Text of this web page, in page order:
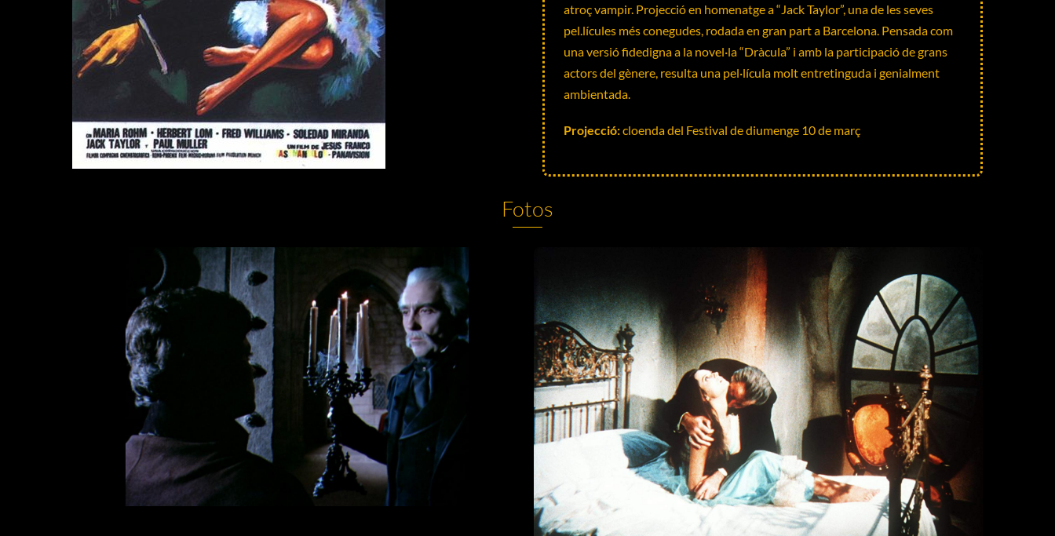
atroç vampir. Projecció en homenatge a “Jack Taylor”, una de les seves
pel.lícules més conegudes, rodada en gran part a Barcelona. Pensada com
una versió fidedigna a la novel·la “Dràcula” i amb la participació de grans
actors del gènere, resulta una pel·lícula molt entretinguda i genialment
ambientada.
Projecció:cloenda del Festival de diumenge 10 de març
Fotos